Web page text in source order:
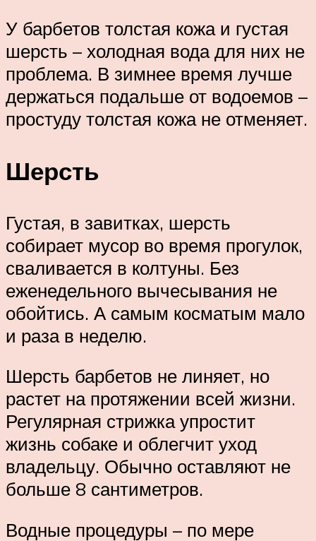
У барбетов толстая кожа и густая
шерсть – холодная вода для них не
проблема. В зимнее время лучше
держаться подальше от водоемов –
простуду толстая кожа не отменяет.
Шерсть
Густая, в завитках, шерсть
собирает мусор во время прогулок,
сваливается в колтуны. Без
еженедельного вычесывания не
обойтись. А самым косматым мало
и раза в неделю.
Шерсть барбетов не линяет, но
растет на протяжении всей жизни.
Регулярная стрижка упростит
жизнь собаке и облегчит уход
владельцу. Обычно оставляют не
больше 8 сантиметров.
Водные процедуры – по мере